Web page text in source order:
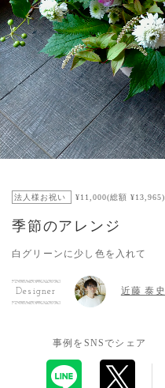
法人様お祝い ¥11,000(総額 ¥13,965)
季節のアレンジ
白グリーンに少し色を入れて
Designer 近藤 泰史
事例をSNSでシェア